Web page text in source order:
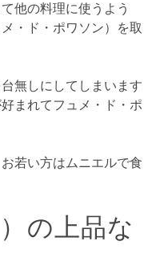
他の料理に使うよう
・ド・ポワソン）を取
無しにしてしまいます
まれてフュメ・ド・ポ
若い方はムニエルで食
の上品な